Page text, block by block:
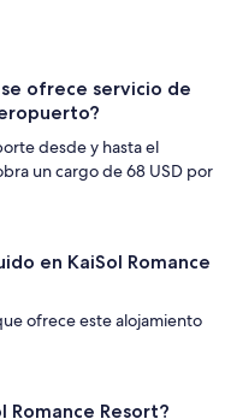
se ofrece servicio de
desde y hasta el
un cargo de 68 USD por
en KaiSol Romance
ofrece este alojamiento
Romance Resort?